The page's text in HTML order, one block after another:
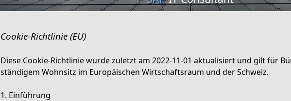
Cookie-Richtlinie (EU)
Diese Cookie-Richtlinie wurde zuletzt am 2022-11-01 aktualisiert und gilt für
ständigem Wohnsitz im Europäischen Wirtschaftsraum und der Schweiz.
1. Einführung